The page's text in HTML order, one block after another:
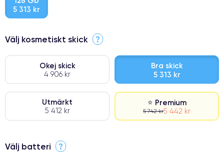
5 313 kr
Välj kosmetiskt skick ?
Okej skick
4 906 kr
Bra skick
5 313 kr
Utmärkt
5 412 kr
⭐ Premium
5 742 kr5 442 kr
⭐ Premium
Välj batteri ?